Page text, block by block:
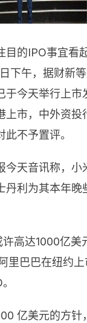
目的IPO事宜看
下午，据财新
于今天举行上市
上市，中外资投
不予置评。
今天音讯称，小
丹利为其本年晚
高达1000亿美
里巴巴在纽约
亿美元的方针